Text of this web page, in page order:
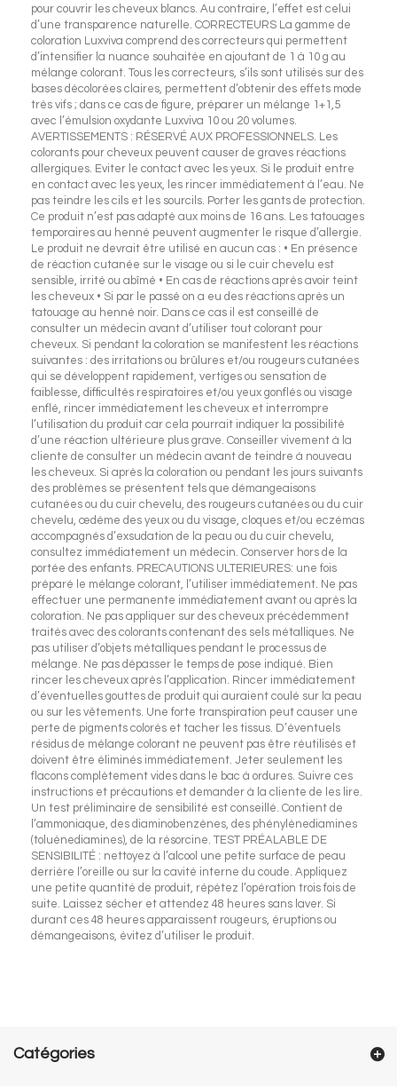
pour couvrir les cheveux blancs. Au contraire, l’effet est celui
d’une transparence naturelle. CORRECTEURS La gamme de
coloration Luxviva comprend des correcteurs qui permettent
d’intensifier la nuance souhaitée en ajoutant de 1 à 10 g au
mélange colorant. Tous les correcteurs, s’ils sont utilisés sur des
bases décolorées claires, permettent d’obtenir des effets mode
très vifs ; dans ce cas de figure, préparer un mélange 1+1,5
avec l’émulsion oxydante Luxviva 10 ou 20 volumes.
AVERTISSEMENTS : RÉSERVÉ AUX PROFESSIONNELS. Les
colorants pour cheveux peuvent causer de graves réactions
allergiques. Eviter le contact avec les yeux. Si le produit entre
en contact avec les yeux, les rincer immédiatement à l’eau. Ne
pas teindre les cils et les sourcils. Porter les gants de protection.
Ce produit n’est pas adapté aux moins de 16 ans. Les tatouages
temporaires au henné peuvent augmenter le risque d’allergie.
Le produit ne devrait être utilisé en aucun cas : • En présence
de réaction cutanée sur le visage ou si le cuir chevelu est
sensible, irrité ou abîmé • En cas de réactions après avoir teint
les cheveux • Si par le passé on a eu des réactions après un
tatouage au henné noir. Dans ce cas il est conseillé de
consulter un médecin avant d’utiliser tout colorant pour
cheveux. Si pendant la coloration se manifestent les réactions
suivantes : des irritations ou brûlures et/ou rougeurs cutanées
qui se développent rapidement, vertiges ou sensation de
faiblesse, difficultés respiratoires et/ou yeux gonflés ou visage
enflé, rincer immédiatement les cheveux et interrompre
l’utilisation du produit car cela pourrait indiquer la possibilité
d’une réaction ultérieure plus grave. Conseiller vivement à la
cliente de consulter un médecin avant de teindre à nouveau
les cheveux. Si après la coloration ou pendant les jours suivants
des problèmes se présentent tels que démangeaisons
cutanées ou du cuir chevelu, des rougeurs cutanées ou du cuir
chevelu, œdème des yeux ou du visage, cloques et/ou eczémas
accompagnés d’exsudation de la peau ou du cuir chevelu,
consultez immédiatement un médecin. Conserver hors de la
portée des enfants. PRECAUTIONS ULTERIEURES: une fois
préparé le mélange colorant, l’utiliser immédiatement. Ne pas
effectuer une permanente immédiatement avant ou après la
coloration. Ne pas appliquer sur des cheveux précédemment
traités avec des colorants contenant des sels métalliques. Ne
pas utiliser d’objets métalliques pendant le processus de
mélange. Ne pas dépasser le temps de pose indiqué. Bien
rincer les cheveux après l’application. Rincer immédiatement
d’éventuelles gouttes de produit qui auraient coulé sur la peau
ou sur les vêtements. Une forte transpiration peut causer une
perte de pigments colorés et tacher les tissus. D’éventuels
résidus de mélange colorant ne peuvent pas être réutilisés et
doivent être éliminés immédiatement. Jeter seulement les
flacons complètement vides dans le bac à ordures. Suivre ces
instructions et précautions et demander à la cliente de les lire.
Un test préliminaire de sensibilité est conseillé. Contient de
l’ammoniaque, des diaminobenzènes, des phénylènediamines
(toluènediamines), de la résorcine. TEST PRÉALABLE DE
SENSIBILITÉ : nettoyez à l’alcool une petite surface de peau
derrière l’oreille ou sur la cavité interne du coude. Appliquez
une petite quantité de produit, répétez l’opération trois fois de
suite. Laissez sécher et attendez 48 heures sans laver. Si
durant ces 48 heures apparaissent rougeurs, éruptions ou
démangeaisons, évitez d’utiliser le produit.
Catégories